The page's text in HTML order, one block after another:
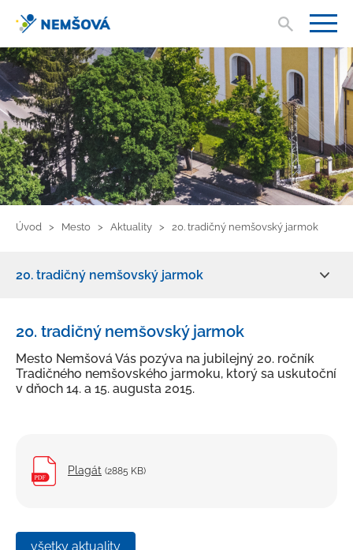
Úvod Mesto Aktuality 20. tradičný nemšovský jarmok
20. tradičný nemšovský jarmok
O meste
Kultúra a šport
Ubytovanie a stravovanie
Územný plán mesta
Mapový portál
Mestský rozhlas
20. tradičný nemšovský jarmok
Mesto Nemšová Vás pozýva na jubilejný 20. ročník
Tradičného nemšovského jarmoku, ktorý sa uskutoční
v dňoch 14. a 15. augusta 2015.
Plagát (2885 KB)
všetky aktuality